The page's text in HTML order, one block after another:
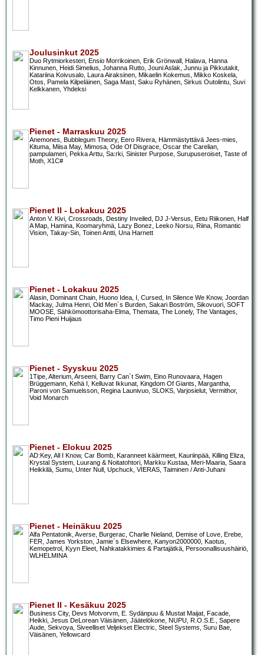
Joulusinkut 2025
Duo Rytmiorkesteri, Ensio Morrikoinen, Erik Grönwall, Halava, Hanna
Kinnunen, Heidi Simelius, Johanna Rutto, Jouni Aslak, Junnu ja Pikkutakit,
Katariina Koivusalo, Laura Airaksinen, Mikaelin Kokemus, Mikko Koskela,
Otos, Pamela Kilpeläinen, Saga Mast, Saku Ryhänen, Sirkus Outolintu, Suvi
Kelkkanen, Yhdeksi
Pienet - Marraskuu 2025
Anemones, Bubblegum Theory, Eero Rivera, Hämmästyttävä Jees-mies,
Kituma, Miisa May, Mimosa, Ode Of Disgrace, Oscar the Carelian,
pampulameri, Pekka Arttu, Sa:rki, Sinister Purpose, Surupuseroiset, Taste of
Moth, X1C#
Pienet II - Lokakuu 2025
Anton V. Kivi, Crossroads, Destiny Inveiled, DJ J-Versus, Eetu Riikonen, Half
A Map, Hamina, Koomaryhmä, Lazy Bonez, Leeko Norsu, Riina, Romantic
Vision, Takay-Sin, Toinen Antti, Una Harnett
Pienet - Lokakuu 2025
Alasin, Dominant Chain, Huono Idea, I, Cursed, In Silence We Know, Joordan
Mackay, Julma Henri, Old Men´s Burden, Sakari Boström, Sikovuori, SOFT
MOOSE, Sähkömoottorisaha-Elma, Themata, The Lonely, The Vantages,
Timo Pieni Huijaus
Pienet - Syyskuu 2025
1Tipe, Alterium, Arseeni, Barry Can´t Swim, Eino Runovaara, Hagen
Brüggemann, Kehä I, Kelluvat Ikkunat, Kingdom Of Giants, Margantha,
Paroni von Samuelsson, Regina Launivuo, SLOKS, Varjosielut, Vermithor,
Void Monarch
Pienet - Elokuu 2025
AD:Key, All I Know, Car Bomb, Karanneet käärmeet, Kauriinpää, Killing Eliza,
Krystal System, Luurang & Noitatohtori, Markku Kustaa, Meri-Maaria, Saara
Heikkilä, Sumu, Unter Null, Upchuck, VIERAS, Taiminen / Anti-Juhani
Pienet - Heinäkuu 2025
Alfa Pentatonik, Averse, Burgerac, Charlie Nieland, Demise of Love, Erebe,
FER, James Yorkston, Jamie´s Elsewhere, Kanyon2000000, Kaotus,
Kemopetrol, Kyyn Eleet, Nahkatakkimies & Partajätkä, Persoonallisuushäiriö,
WLHELMINA
Pienet II - Kesäkuu 2025
Business City, Devs Motvorvm, E. Sydänpuu & Mustat Maijat, Facade,
Heikki, Jesus DeLorean Väisänen, Jäätelökone, NUPU, R.O.S.E., Sapere
Aude, Sekvoya, Siveelliset Veljekset Electric, Steel Systems, Suru Bae,
Väisänen, Yellowcard